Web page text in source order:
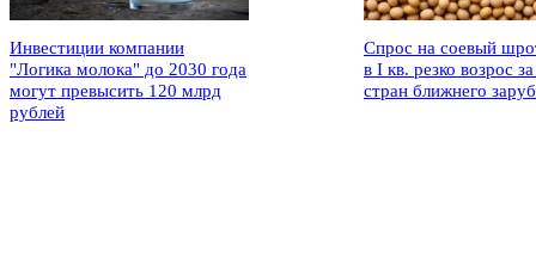
Инвестиции компании
"Логика молока" до 2030 года
могут превысить 120 млрд
рублей
Спрос на соевый
в I кв. резко возрос
стран ближнего